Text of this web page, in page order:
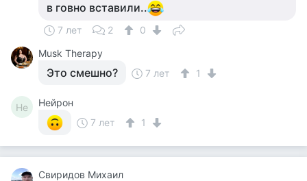
в говно вставили..
7 лет 2
0
Musk Therapy
Это смешно? 7 лет 1
Не
Нейрон
7 лет
1
Свиридов Михаил